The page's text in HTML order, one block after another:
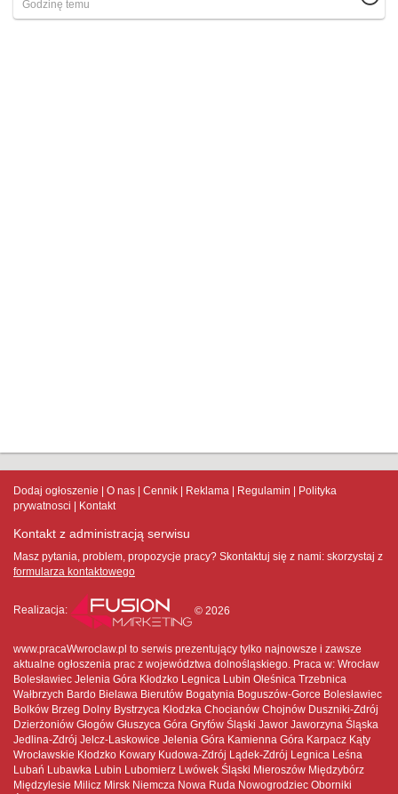
Godzinę temu
Dodaj ogłoszenie O nas Cennik Reklama Regulamin
Polityka
prywatnosci
Kontakt
Kontakt z administracją serwisu
Masz pytania, problem, propozycje pracy? Skontaktuj się z nami: skorzystaj z
formularza kontaktowego
Realizacja: © 2026
www.pracaWwroclaw.pl to serwis prezentujący tylko najnowsze i zawsze
aktualne ogłoszenia prac z województwa dolnośląskiego. Praca w: Wrocław
Bolesławiec Jelenia Góra Kłodzko Legnica Lubin Oleśnica Trzebnica
Wałbrzych Bardo Bielawa Bierutów Bogatynia Boguszów-Gorce Bolesławiec
Bolków Brzeg Dolny Bystrzyca Kłodzka Chocianów Chojnów Duszniki-Zdrój
Dzierżoniów Głogów Głuszyca Góra Gryfów Śląski Jawor Jaworzyna Śląska
Jedlina-Zdrój Jelcz-Laskowice Jelenia Góra Kamienna Góra Karpacz Kąty
Wrocławskie Kłodzko Kowary Kudowa-Zdrój Lądek-Zdrój Legnica Leśna
Lubań Lubawka Lubin Lubomierz Lwówek Śląski Mieroszów Międzybórz
Międzylesie Milicz Mirsk Niemcza Nowa Ruda Nowogrodziec Oborniki